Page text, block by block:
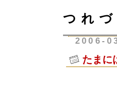
つれ
2006-
たまに